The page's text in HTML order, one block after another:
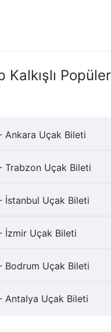
Kalkışlı
Ankara Uçak Bileti
Trabzon Uçak Bileti
İstanbul Uçak Bileti
İzmir Uçak Bileti
Bodrum Uçak Bileti
Antalya Uçak Bileti